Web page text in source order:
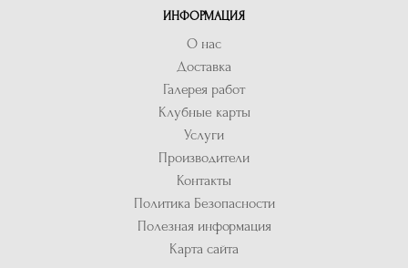
ИНФОРМАЦИЯ
О нас
Доставка
Галерея работ
Клубные карты
Услуги
Производители
Контакты
Политика Безопасности
Полезная информация
Карта сайта